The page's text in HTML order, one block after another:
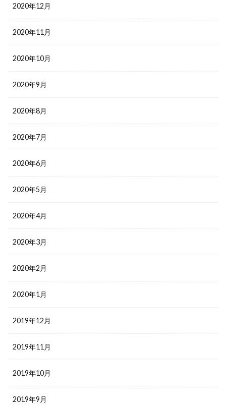
2020年12月
2020年11月
2020年10月
2020年9月
2020年8月
2020年7月
2020年6月
2020年5月
2020年4月
2020年3月
2020年2月
2020年1月
2019年12月
2019年11月
2019年10月
2019年9月